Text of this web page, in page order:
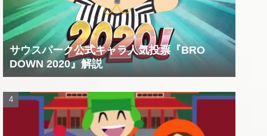
サウスパーク公式キャラ人気投票『BRO
DOWN 2020』解説